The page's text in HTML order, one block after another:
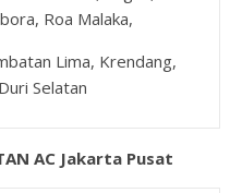
Roa Malaka,
Lima, Krendang,
Selatan
AC Jakarta Pusat